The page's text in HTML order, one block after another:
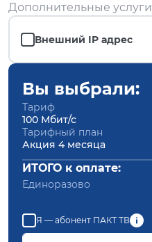
Дополнительные услуги
Внешний IP адрес
Вы выбрали:
Тариф
100 Мбит/с
Тарифный план
Акция 4 месяца
ИТОГО к оплате:
Единоразово
Я — абонент ПАКТ ТВ